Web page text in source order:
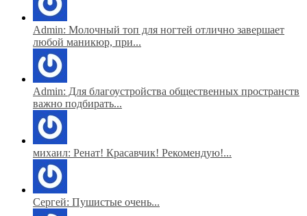
Admin: Молочный топ для ногтей отлично завершает
любой маникюр, при...
Admin: Для благоустройства общественных пространств
важно подбирать...
михаил: Ренат! Красавчик! Рекомендую!...
Сергей: Пушистые очень...